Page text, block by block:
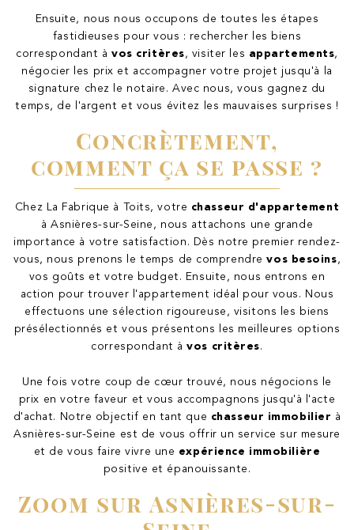
Ensuite, nous nous occupons de toutes les étapes
fastidieuses pour vous : rechercher les biens
correspondant àvos critères, visiter les appartements,
négocier les prix et accompagner votre projet jusqu'à la
signature chez le notaire. Avec nous, vous gagnez du
temps, de l'argent et vous évitez les mauvaises surprises !
Concrètement,
comment ça se passe ?
Chez La Fabrique à Toits, votre chasseur d'appartement
à Asnières-sur-Seine, nous attachons une grande
importance à votre satisfaction. Dès notre premier rendez-
vous, nous prenons le temps de comprendrevos besoins,
vos goûts et votre budget. Ensuite, nous entrons en
action pour trouver l'appartement idéal pour vous. Nous
effectuons une sélection rigoureuse, visitons les biens
présélectionnés et vous présentons les meilleures options
correspondant àvos critères.
Une fois votre coup de cœur trouvé, nous négocions le
prix en votre faveur et vous accompagnons jusqu'à l'acte
d'achat. Notre objectif en tant que chasseur immobilier à
Asnières-sur-Seine est de vous offrir un service sur mesure
et de vous faire vivre une expérience immobilière
positive et épanouissante.
Zoom sur Asnières-sur-